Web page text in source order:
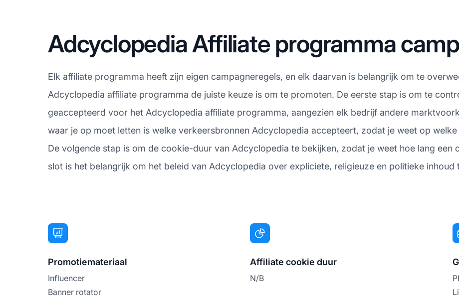
Adcyclopedia Affiliate programma
Elk affiliate programma heeft zijn eigen campagneregels, en elk daarvan is belangrijk om te
Adcyclopedia affiliate programma de juiste keuze is om te promoten. De eerste stap is om te
geaccepteerd voor het Adcyclopedia affiliate programma, aangezien elk bedrijf andere
waar je op moet letten is welke verkeersbronnen Adcyclopedia accepteert, zodat je weet op
De volgende stap is om de cookie-duur van Adcyclopedia te bekijken, zodat je weet hoe lang een
slot is het belangrijk om het beleid van Adcyclopedia over expliciete, religieuze en politieke inhoud
Promotiemateriaal
Influencer
Banner rotator
Affiliate cookie duur
N/B